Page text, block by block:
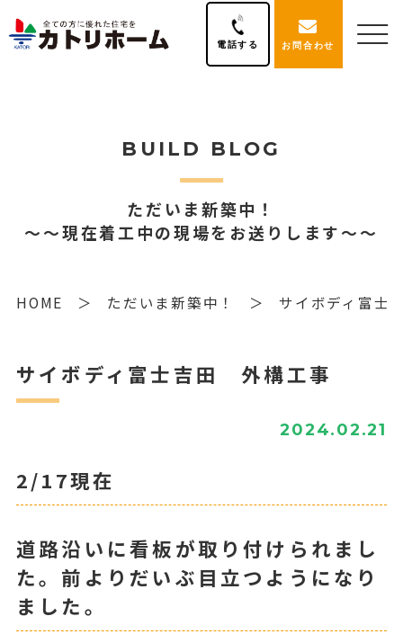
電話する お問合わせ
BUILD BLOG
ただいま新築中！
～～現在着工中の現場をお送りします～～
HOME ただいま新築中！ サイボディ富士
サイボディ富士吉田 外構工事
2024.02.21
2/17現在
道路沿いに看板が取り付けられまし
た。前よりだいぶ目立つようになり
ました。